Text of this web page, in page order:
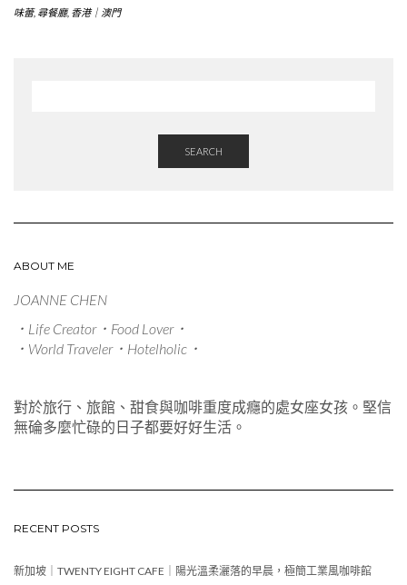
味蕾, 尋餐廳, 香港｜澳門
SEARCH
ABOUT ME
JOANNE CHEN
．Life Creator．Food Lover．
．World Traveler．Hotelholic．
對於旅行、旅館、甜食與咖啡重度成癮的處女座女孩。堅信
無碖多麼忙碌的日子都要好好生活。
RECENT POSTS
新加坡｜TWENTY EIGHT CAFE｜陽光溫柔灑落的早晨，極簡工業風咖啡館